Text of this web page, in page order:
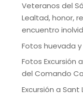
Veteranos del
Lealtad, honor,
encuentro
Fotos huevada
Fotos Excursión
del Comando
Excursión a